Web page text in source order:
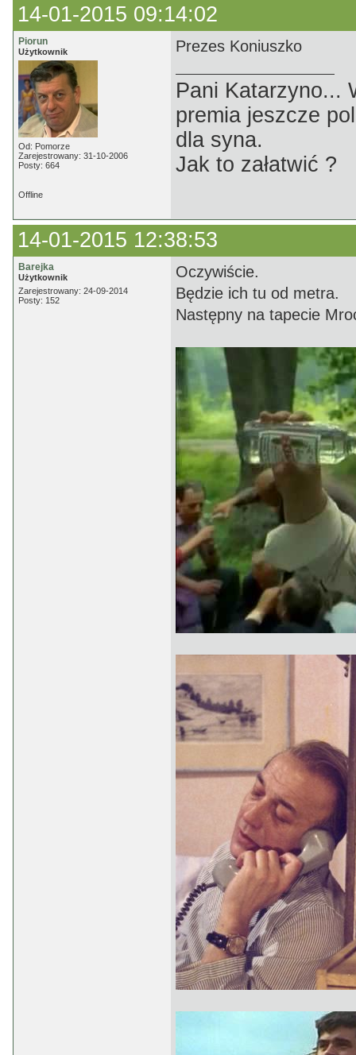
14-01-2015 09:14:02
Piorun
Użytkownik
Od: Pomorze
Zarejestrowany: 31-10-2006
Posty: 664
Prezes Koniuszko
Pani Katarzyno...
premia jeszcze
dla syna.
Jak to załatwić ?
Offline
14-01-2015 12:38:53
Barejka
Użytkownik
Zarejestrowany: 24-09-2014
Posty: 152
Oczywiście.
Będzie ich tu od metra.
Następny na tapecie